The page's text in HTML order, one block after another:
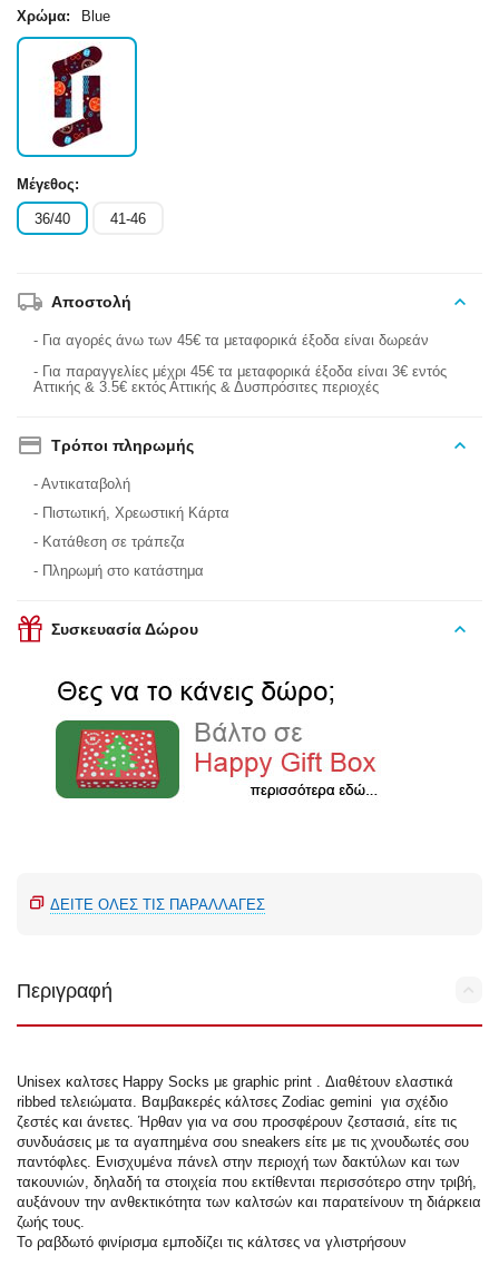
Χρώμα: Blue
Μέγεθος:
36/40 41-46
Αποστολή
- Για αγορές άνω των 45€ τα μεταφορικά έξοδα είναι δωρεάν
- Για παραγγελίες μέχρι 45€ τα μεταφορικά έξοδα είναι 3€ εντός
Αττικής & 3.5€ εκτός Αττικής & Δυσπρόσιτες περιοχές
Τρόποι πληρωμής
- Αντικαταβολή
- Πιστωτική, Χρεωστική Κάρτα
- Κατάθεση σε τράπεζα
- Πληρωμή στο κατάστημα
Συσκευασία Δώρου
ΔΕΊΤΕ ΌΛΕΣ ΤΙΣ ΠΑΡΑΛΛΑΓΈΣ
Περιγραφή
Unisex καλτσες Happy Socks με graphic print . Διαθέτουν ελαστικά
ribbed τελειώματα. Βαμβακερές κάλτσες Zodiac gemini για σχέδιο
ζεστές και άνετες. Ήρθαν για να σου προσφέρουν ζεστασιά, είτε τις
συνδυάσεις με τα αγαπημένα σου sneakers είτε με τις χνουδωτές σου
παντόφλες. Ενισχυμένα πάνελ στην περιοχή των δακτύλων και των
τακουνιών, δηλαδή τα στοιχεία που εκτίθενται περισσότερο στην τριβή,
αυξάνουν την ανθεκτικότητα των καλτσών και παρατείνουν τη διάρκεια
ζωής τους.
Το ραβδωτό φινίρισμα εμποδίζει τις κάλτσες να γλιστρήσουν